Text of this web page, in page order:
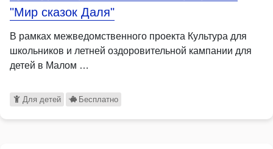
"Мир сказок Даля"
В рамках межведомственного проекта Культура для
школьников и летней оздоровительной кампании для
детей в Малом …
Для детей Бесплатно